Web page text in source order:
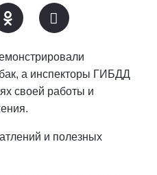
а инспекторы ГИБДД
своей работы и
и полезных